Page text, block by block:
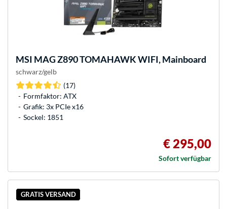
MSI MAG Z890 TOMAHAWK WIFI, Mainboard
schwarz/gelb
(17)
Formfaktor: ATX
Grafik: 3x PCIe x16
Sockel: 1851
€ 295,00
Sofort verfügbar
GRATIS VERSAND